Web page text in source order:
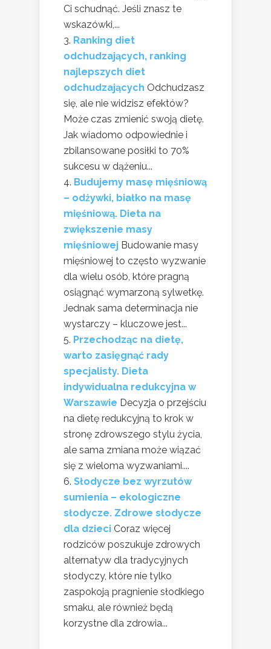
Ci schudnąć. Jeśli znasz te
wskazówki,...
Ranking diet
odchudzających, ranking
najlepszych diet
odchudzających Odchudzasz
się, ale nie widzisz efektów?
Może czas zmienić swoją dietę.
Jak wiadomo odpowiednie i
zbilansowane posiłki to 70%
sukcesu w dążeniu...
Budujemy masę mięśniową
– odżywki, białko na masę
mięśniową. Dieta na
zwiększenie masy
mięśniowej Budowanie masy
mięśniowej to często wyzwanie
dla wielu osób, które pragną
osiągnąć wymarzoną sylwetkę.
Jednak sama determinacja nie
wystarczy – kluczowe jest...
Przechodząc na dietę,
warto zasięgnąć rady
specjalisty. Dieta
indywidualna redukcyjna w
Warszawie Decyzja o przejściu
na dietę redukcyjną to krok w
stronę zdrowszego stylu życia,
ale sama zmiana może wiązać
się z wieloma wyzwaniami....
Słodycze bez wyrzutów
sumienia – ekologiczne
słodycze. Zdrowe słodycze
dla dzieci Coraz więcej
rodziców poszukuje zdrowych
alternatyw dla tradycyjnych
słodyczy, które nie tylko
zaspokoją pragnienie słodkiego
smaku, ale również będą
korzystne dla zdrowia...